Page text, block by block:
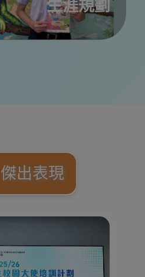
生涯規劃
傑出表現